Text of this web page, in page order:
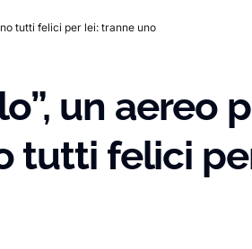
tutti felici per lei: tranne uno
un aereo
tutti felici